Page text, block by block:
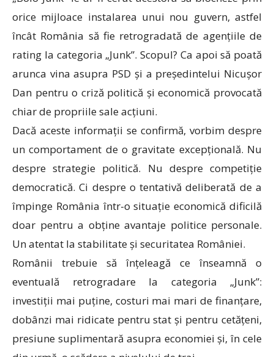
orice mijloace instalarea unui nou guvern, astfel
încât România să fie retrogradată de agențiile de
rating la categoria „Junk”. Scopul? Ca apoi să poată
arunca vina asupra PSD și a președintelui Nicușor
Dan pentru o criză politică și economică provocată
chiar de propriile sale acțiuni.
Dacă aceste informații se confirmă, vorbim despre
un comportament de o gravitate excepțională. Nu
despre strategie politică. Nu despre competiție
democratică. Ci despre o tentativă deliberată de a
împinge România într-o situație economică dificilă
doar pentru a obține avantaje politice personale.
Un atentat la stabilitate și securitatea României.
Românii trebuie să înțeleagă ce înseamnă o
eventuală retrogradare la categoria „Junk”:
investiții mai puține, costuri mai mari de finanțare,
dobânzi mai ridicate pentru stat și pentru cetățeni,
presiune suplimentară asupra economiei și, în cele